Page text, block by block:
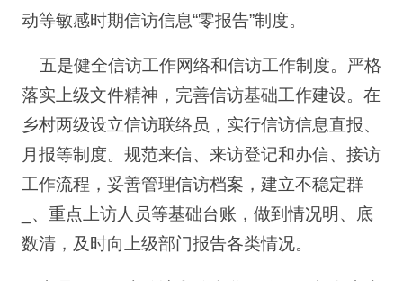
动等敏感时期信访信息“零报告”制度。
五是健全信访工作网络和信访工作制度。严格
落实上级文件精神，完善信访基础工作建设。在
乡村两级设立信访联络员，实行信访信息直报、
月报等制度。规范来信、来访登记和办信、接访
工作流程，妥善管理信访档案，建立不稳定群
_、重点上访人员等基础台账，做到情况明、底
数清，及时向上级部门报告各类情况。